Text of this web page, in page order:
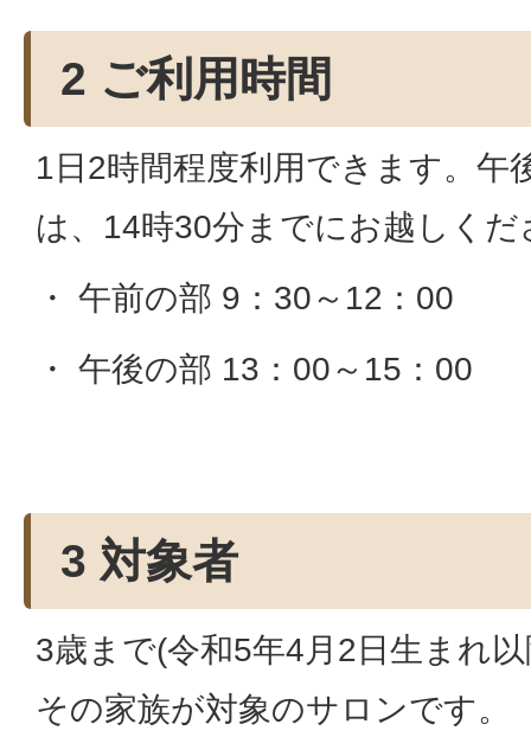
2 ご利用時間
1日2時間程度利用できます。午
は、14時30分までにお越しくだ
・ 午前の部 9：30～12：00
・ 午後の部 13：00～15：00
3 対象者
3歳まで(令和5年4月2日生まれ
その家族が対象のサロンです。